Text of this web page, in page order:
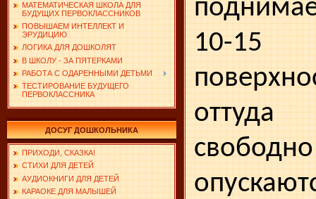
МАТЕМАТИЧЕСКАЯ ШКОЛА ДЛЯ
БУДУЩИХ ПЕРВОКЛАССНИКОВ
ПОВЫШАЕМ ИНТЕЛЛЕКТ И
ЭРУДИЦИЮ
ЛОГИКА ДЛЯ ДОШКОЛЯТ
В ШКОЛУ - ЗА ПЯТЕРКАМИ
РАБОТА С ОДАРЕННЫМИ ДЕТЬМИ
ТЕСТИРОВАНИЕ БУДУЩЕГО
ПЕРВОКЛАССНИКА
ДОСУГ ДОШКОЛЬНИКА
ПРИХОДИ, СКАЗКА!
СТИХИ ДЛЯ ДЕТЕЙ
АУДИОКНИГИ ДЛЯ ДЕТЕЙ
КАРАОКЕ ДЛЯ МАЛЫШЕЙ
10-
оттуда